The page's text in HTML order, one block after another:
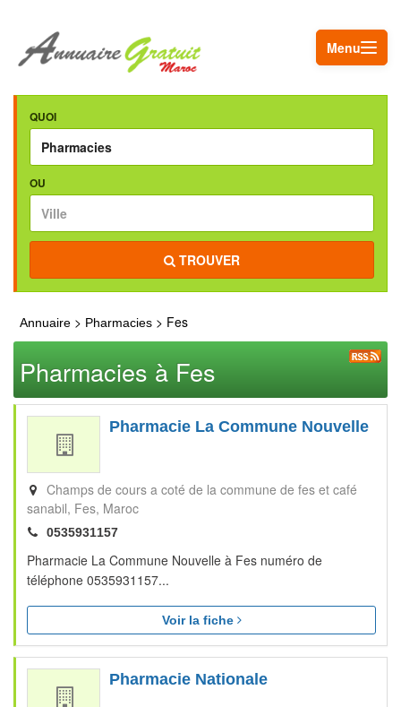
Menu
QUOI
OU
TROUVER
Annuaire > Pharmacies > Fes
Pharmacies à Fes
Pharmacie La Commune Nouvelle
Champs de cours a coté de la commune de fes et café
sanabil Fes Maroc
0535931157
Pharmacie La Commune Nouvelle à Fes numéro de
téléphone 0535931157...
Voir la fiche
Pharmacie Nationale